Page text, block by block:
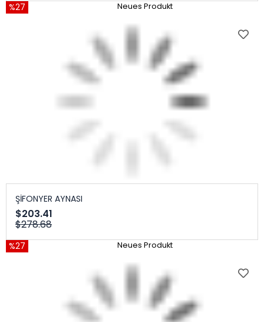
%27 Neues Produkt
ŞİFONYER AYNASI
$203.41
$278.68
%27 Neues Produkt